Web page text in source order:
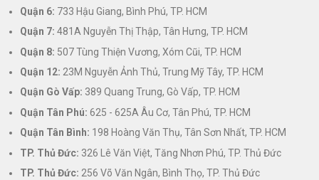
Quận 6: 733 Hậu Giang, Bình Phú, TP. HCM
Quận 7: 481A Nguyễn Thị Thập, Tân Hưng, TP. HCM
Quận 8: 507 Tùng Thiện Vương, Xóm Cũi, TP. HCM
Quận 12: 23M Nguyễn Ảnh Thủ, Trung Mỹ Tây, TP. HCM
Quận Gò Vấp: 389 Quang Trung, Gò Vấp, TP. HCM
Quận Tân Phú: 625 - 625A Âu Cơ, Tân Phú, TP. HCM
Quận Tân Bình: 198 Hoàng Văn Thụ, Tân Sơn Nhất, TP. HCM
TP. Thủ Đức: 326 Lê Văn Việt, Tăng Nhơn Phú, TP. Thủ Đức
TP. Thủ Đức: 256 Võ Văn Ngân, Bình Thọ, TP. Thủ Đức